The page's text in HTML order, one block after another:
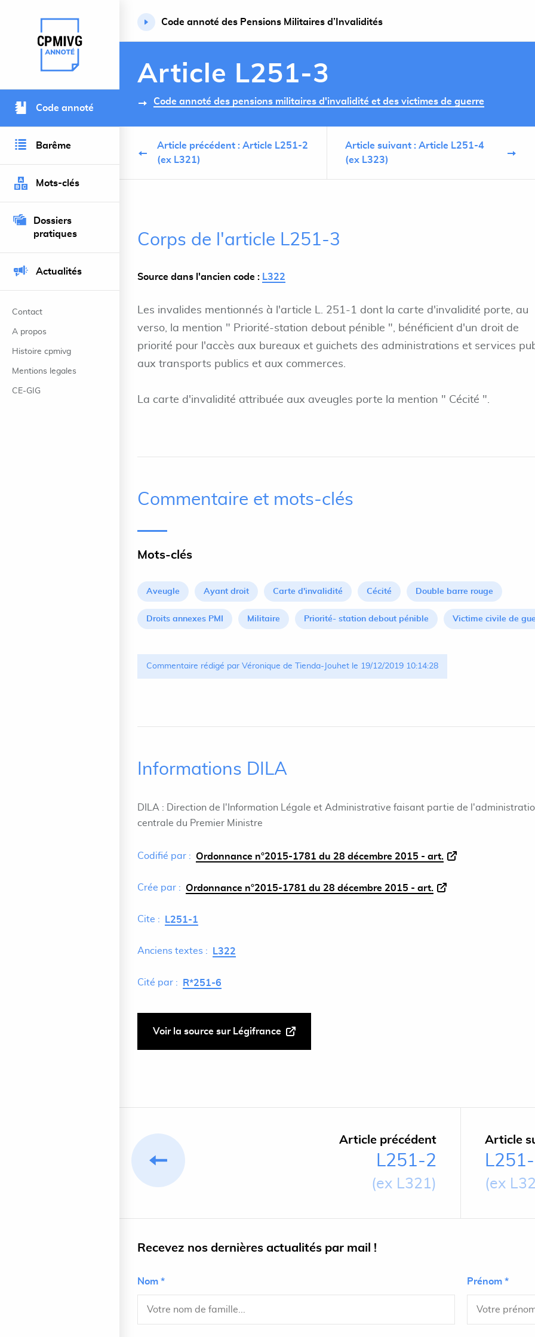
Retour à l’accueil du site
Code annoté
Barême
Mots-clés
Dossiers
pratiques
Actualités
Contact
A propos
Histoire cpmivg
Mentions legales
CE-GIG
Code annoté des Pensions Militaires d’Invalidités
Article L251-3
Code annoté des pensions militaires d'invalidité et des victimes de guerre
Article précédent : Article L251-2
(ex L321)
Article suivant : Article L251-4
(ex L323)
Corps de l'article L251-3
Source dans l'ancien code : L322
Les invalides mentionnés à l'article L. 251-1 dont la carte d'invalidité porte, au
verso, la mention " Priorité-station debout pénible ", bénéficient d'un droit de
priorité pour l'accès aux bureaux et guichets des administrations et services
aux transports publics et aux commerces.
La carte d'invalidité attribuée aux aveugles porte la mention " Cécité ".
Commentaire et mots-clés
Mots-clés
Aveugle Ayant droit Carte d'invalidité Cécité Double barre rouge
Droits annexes PMI Militaire Priorité- station debout pénible Victime civile de
Commentaire rédigé par Véronique de Tienda-Jouhet le 19/12/2019 10:14:28
Informations DILA
DILA : Direction de l'Information Légale et Administrative faisant partie de
centrale du Premier Ministre
Codifié par : Ordonnance n°2015-1781 du 28 décembre 2015 - art.
Crée par : Ordonnance n°2015-1781 du 28 décembre 2015 - art.
Cite : L251-1
Anciens textes : L322
Cité par : R*251-6
Voir la source sur Légifrance
Article précédent
L251-2
(ex L321)
Article
(ex
Recevez nos dernières actualités par mail !
Nom * Prénom *